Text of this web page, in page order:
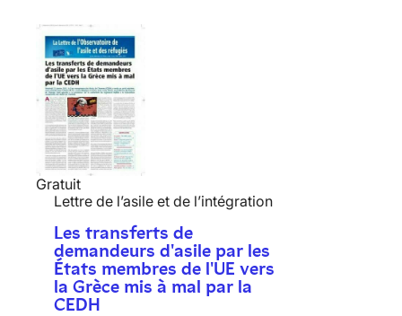
Gratuit
Lettre de l’asile et de l’intégration
Les transferts de
demandeurs d'asile par les
États membres de l'UE vers
la Grèce mis à mal par la
CEDH